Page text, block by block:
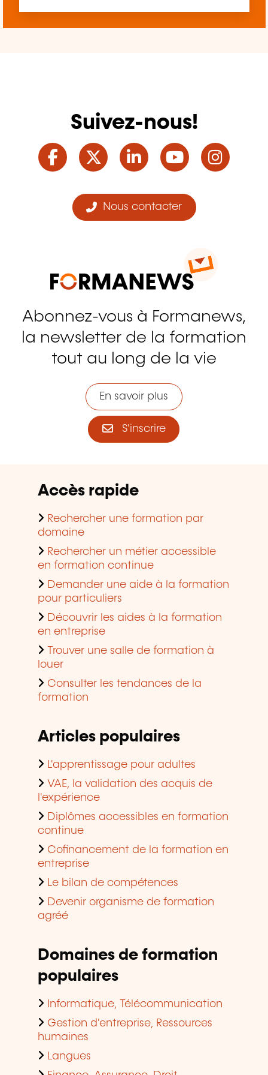
Suivez-nous!
Facebook
TwitterLinkedInYouTube
Nous contacter
Abonnez-vous à Formanews,
la newsletter de la formation
tout au long de la vie
En savoir plus
S'inscrire
Accès rapide
Rechercher une formation par
domaine
Rechercher un métier accessible
en formation continue
Demander une aide à la formation
pour particuliers
Découvrir les aides à la formation
en entreprise
Trouver une salle de formation à
louer
Consulter les tendances de la
formation
Articles populaires
L'apprentissage pour adultes
VAE, la validation des acquis de
l'expérience
Diplômes accessibles en formation
continue
Cofinancement de la formation en
entreprise
Le bilan de compétences
Devenir organisme de formation
agréé
Domaines de formation
populaires
Informatique, Télécommunication
Gestion d'entreprise, Ressources
humaines
Langues